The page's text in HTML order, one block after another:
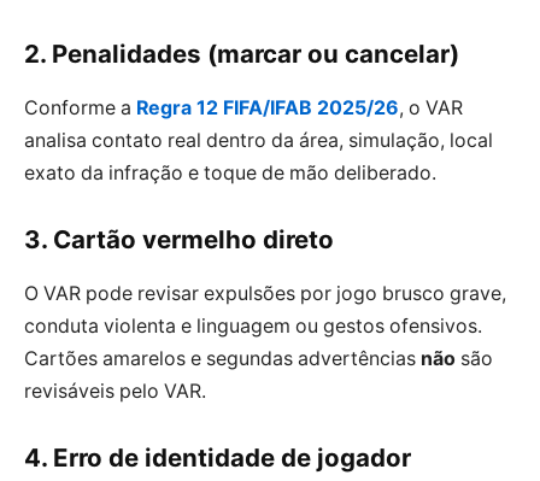
2. Penalidades (marcar ou cancelar)
Conforme a Regra 12 FIFA/IFAB 2025/26, o VAR
analisa contato real dentro da área, simulação, local
exato da infração e toque de mão deliberado.
3. Cartão vermelho direto
O VAR pode revisar expulsões por jogo brusco grave,
conduta violenta e linguagem ou gestos ofensivos.
Cartões amarelos e segundas advertências não são
revisáveis pelo VAR.
4. Erro de identidade de jogador